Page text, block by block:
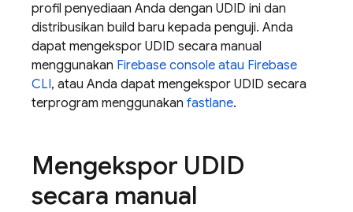
profil penyediaan Anda dengan UDID ini dan
distribusikan build baru kepada penguji. Anda
dapat mengekspor UDID secara manual
menggunakan Firebase console atau Firebase
CLI, atau Anda dapat mengekspor UDID secara
terprogram menggunakan fastlane.
Mengekspor UDID
secara manual